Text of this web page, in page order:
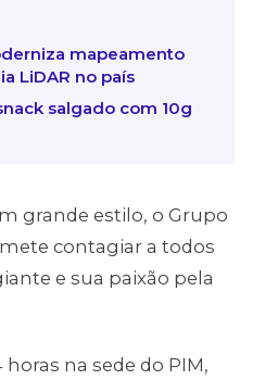
mapeamento
LiDAR no país
salgado com 10g
grande estilo, o Grupo
contagiar a todos
e sua paixão pela
horas na sede do PIM,